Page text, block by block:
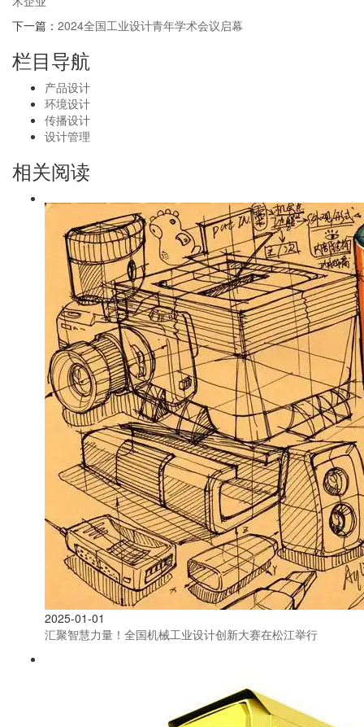
下一篇： 2024全国工业设计青年学术会议启幕
栏目导航
产品设计
环境设计
传播设计
设计管理
相关阅读
2025-01-01
汇聚智慧力量！全国机械工业设计创新大赛在松江举行